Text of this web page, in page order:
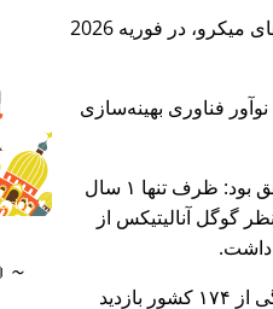
، یک پلتفرم بین‌المللی برای ترویج اسکوترهای برقی و ماشین‌های میکرو، در فوریه 2026
نوآور فناوری بهینه‌سازی
این پروژه به عنوان دمو موفق بود: ظرف تنها ۱ سال
گوگل آنالیتیکس از
داشت.
پلتفرم به طور متوسط هفتگی از ۱۷۴ کشور بازدید
♥ Marish
~